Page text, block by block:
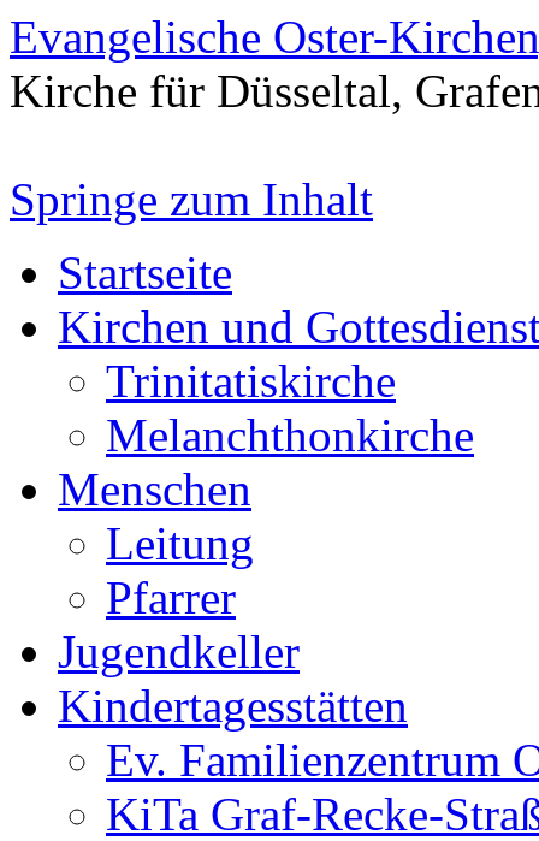
Evangelische Oster-
Kirche für Düsseltal,
Springe zum Inhalt
Startseite
Kirchen und
Trinitatiskirche
Melanchthonkirche
Menschen
Leitung
Pfarrer
Jugendkeller
Kindertagesstätten
Ev. Familienzentrum
KiTa Graf-Recke-